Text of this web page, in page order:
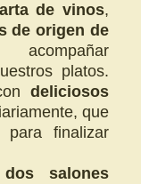
de vinos,
de origen de
platos.
deliciosos
que
finalizar
dos salones